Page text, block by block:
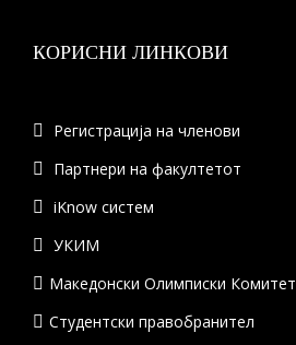
КОРИСНИ ЛИНКОВИ
Регистрација на членови
Партнери на факултетот
iKnow систем
УКИМ
Македонски Олимписки Комитет
Студентски правобранител